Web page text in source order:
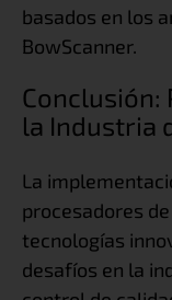
basados en los
BowScanner.
Conclusión:
la Industria
La
procesadores
tecnologías
desafíos en la